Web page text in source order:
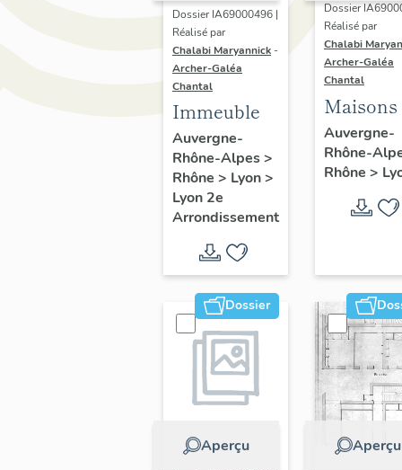
Dossier IA69000496 |
Réalisé par
Chalabi Maryannick -
Archer-Galéa
Chantal
Immeuble
Auvergne-
Rhône-Alpes>
Rhône > Lyon>
Lyon 2e
Arrondissement
Dossier
Réalisé par
Chalabi
Archer-Galéa
Chantal
Maisons
Auvergne-
Rhône-
Rhône >
Dossier
Aperçu Aperçu